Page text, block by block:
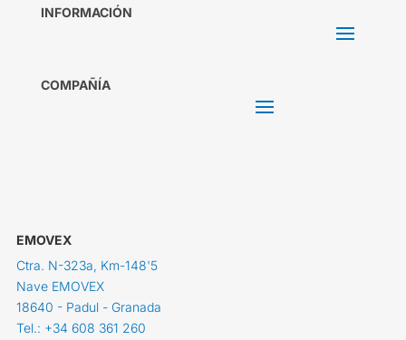
INFORMACIÓN
COMPAÑÍA
EMOVEX
Ctra. N-323a, Km-148'5
Nave EMOVEX
18640 - Padul - Granada
Tel.: +34 608 361 260